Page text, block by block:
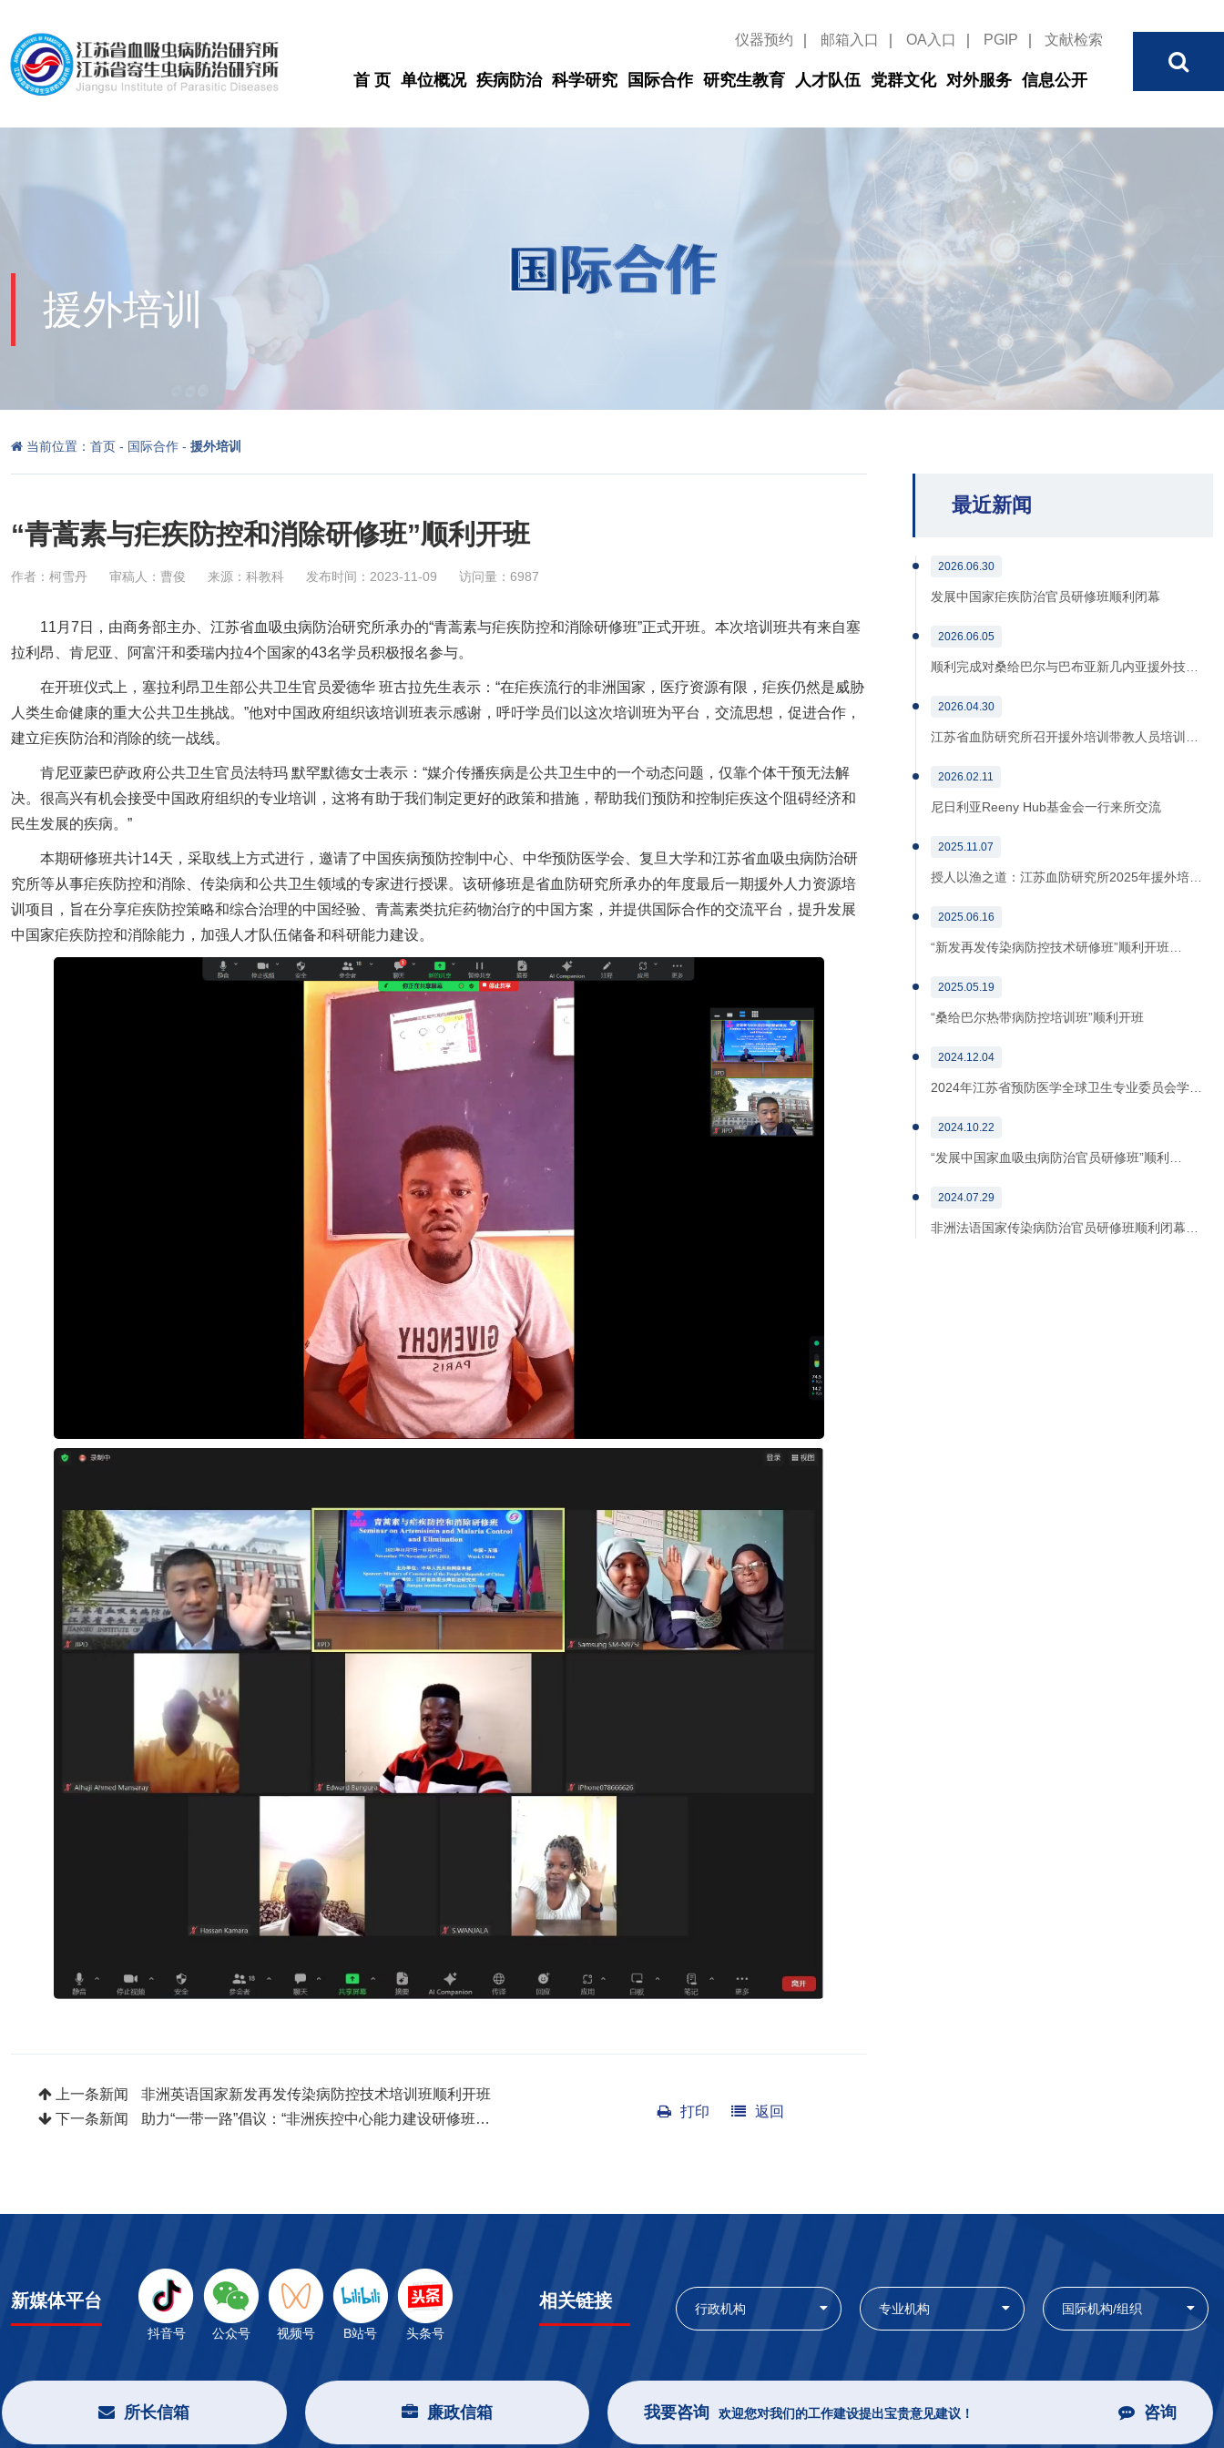
仪器预约 邮箱入口 OA入口 PGIP 文献检索
首 页 单位概况 疾病防治 科学研究 国际合作 研究生教育 人才队伍 党群文化 对外服务 信息公开
援外培训
当前位置： 首页 - 国际合作 - 援外培训
“青蒿素与疟疾防控和消除研修班”顺利开班
作者：柯雪丹 审稿人：曹俊 来源：科教科 发布时间：2023-11-09 访问量：6987
11 月 7 日，由商务部主办、江苏省血吸虫病防治研究所承办的“青蒿素与疟疾防控和消除研修班”正式开班。本次培训班共有来自塞
拉利昂、肯尼亚、阿富汗和委瑞内拉4个国家的43名学员积极报名参与。
在开班仪式上，塞拉利昂卫生部公共卫生官员爱德华 班古拉先生表示：“在疟疾流行的非洲国家，医疗资源有限，疟疾仍然是威胁
人类生命健康的重大公共卫生挑战。”他对中国政府组织该培训班表示感谢，呼吁学员们以这次培训班为平台，交流思想，促进合作，
建立疟疾防治和消除的统一战线。
肯尼亚蒙巴萨政府公共卫生官员法特玛 默罕默德女士表示：“媒介传播疾病是公共卫生中的一个动态问题，仅靠个体干预无法解
决。很高兴有机会接受中国政府组织的专业培训，这将有助于我们制定更好的政策和措施，帮助我们预防和控制疟疾这个阻碍经济和
民生发展的疾病。”
本期研修班共计14天，采取线上方式进行，邀请了中国疾病预防控制中心、中华预防医学会、复旦大学和江苏省血吸虫病防治研
究所等从事疟疾防控和消除、传染病和公共卫生领域的专家进行授课。该研修班是省血防研究所承办的年度最后一期援外人力资源培
训项目，旨在分享疟疾防控策略和综合治理的中国经验、青蒿素类抗疟药物治疗的中国方案，并提供国际合作的交流平台，提升发展
中国家疟疾防控和消除能力，加强人才队伍储备和科研能力建设。
上一条新闻
非洲英语国家新发再发传染病防控技术培训班顺利开班
下一条新闻
助力“一带一路”倡议：“非洲疾控中心能力建设研修班… 打印 返回
最近新闻
2026.06.30
发展中国家疟疾防治官员研修班顺利闭幕
2026.06.05
顺利完成对桑给巴尔与巴布亚新几内亚援外技…
2026.04.30
江苏省血防研究所召开援外培训带教人员培训…
2026.02.11
尼日利亚Reeny Hub基金会一行来所交流
2025.11.07
授人以渔之道：江苏血防研究所2025年援外培…
2025.06.16
“新发再发传染病防控技术研修班”顺利开班…
2025.05.19
“桑给巴尔热带病防控培训班”顺利开班
2024.12.04
2024年江苏省预防医学全球卫生专业委员会学…
2024.10.22
“发展中国家血吸虫病防治官员研修班”顺利…
2024.07.29
非洲法语国家传染病防治官员研修班顺利闭幕…
新媒体平台
抖音号 公众号 视频号 B站号 头条号
相关链接 行政机构 专业机构 国际机构/组织
所长信箱 廉政信箱 我要咨询 欢迎您对我们的工作建设提出宝贵意见建议！ 咨询